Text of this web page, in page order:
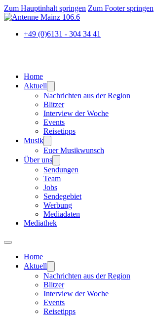
Zum Hauptinhalt springen Zum Footer springen
+49 (0)6131 - 304 34 41
Home
Aktuell
Nachrichten aus der Region
Blitzer
Interview der Woche
Events
Reisetipps
Musik
Euer Musikwunsch
Über uns
Sendungen
Team
Jobs
Sendegebiet
Werbung
Mediadaten
Mediathek
Home
Aktuell
Nachrichten aus der Region
Blitzer
Interview der Woche
Events
Reisetipps